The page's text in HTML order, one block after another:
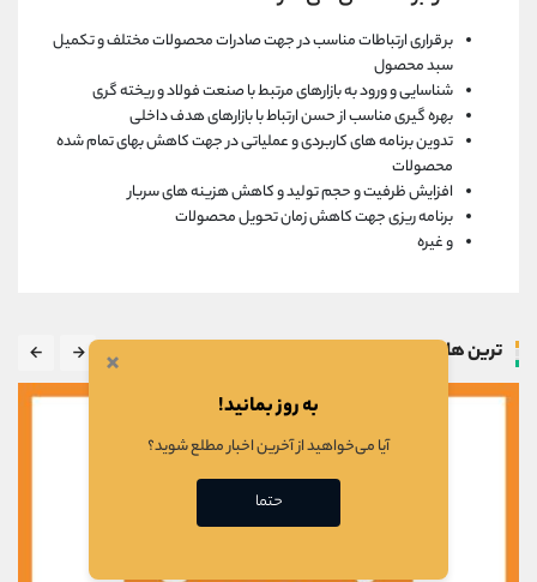
برقراری ارتباطات مناسب در جهت صادرات محصولات مختلف و تکمیل
سبد محصول
شناسایی و ورود به بازارهای مرتبط با صنعت فولاد و ریخته گری
بهره گیری مناسب از حسن ارتباط با بازارهای هدف داخلی
تدوین برنامه های کاربردی و عملیاتی در جهت کاهش بهای تمام شده
محصولات
افزایش ظرفیت و حجم تولید و کاهش هزینه های سربار
برنامه ریزی جهت کاهش زمان تحویل محصولات
و غیره
ترین ها ×
به روز بمانید!
آیا می‌خواهید از آخرین اخبار مطلع شوید؟
حتما